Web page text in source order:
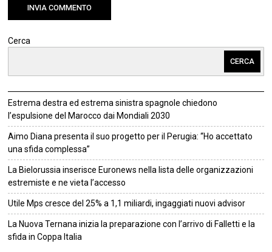
Cerca
CERCA
Estrema destra ed estrema sinistra spagnole chiedono
l’espulsione del Marocco dai Mondiali 2030
Aimo Diana presenta il suo progetto per il Perugia: “Ho accettato
una sfida complessa”
La Bielorussia inserisce Euronews nella lista delle organizzazioni
estremiste e ne vieta l’accesso
Utile Mps cresce del 25% a 1,1 miliardi, ingaggiati nuovi advisor
La Nuova Ternana inizia la preparazione con l’arrivo di Falletti e la
sfida in Coppa Italia